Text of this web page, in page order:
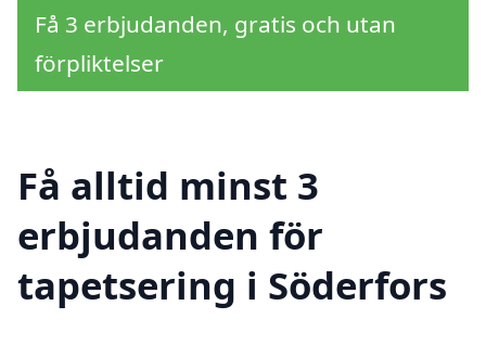
Få 3 erbjudanden, gratis och utan
förpliktelser
Få alltid minst 3
erbjudanden för
tapetsering i Söderfors